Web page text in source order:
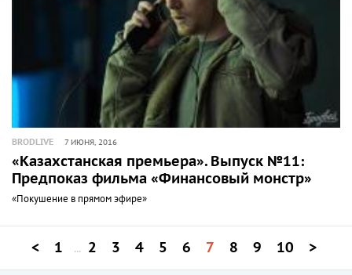
BRODLIVE 7 ИЮНЯ, 2016
«Казахстанская премьера». Выпуск №11:
Предпоказ фильма «Финансовый монстр»
«Покушение в прямом эфире»
< 1 ... 2 3 4 5 6 7 8 9 10 >